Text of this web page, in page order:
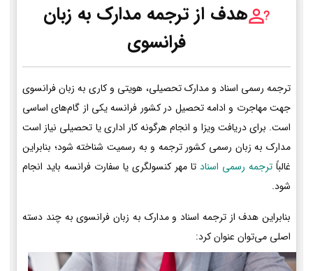
هدف از ترجمه مدارک به زبان
فرانسوی
ترجمه رسمی اسناد و مدارک تحصیلی، هویتی و کاری به زبان فرانسوی
جهت مهاجرت و ادامه تحصیل در کشور فرانسه یکی از گام‌های اساسی
است. برای دریافت ویزا و انجام هرگونه کار اداری یا تحصیلی نیاز است
مدارک به زبان رسمی کشور ترجمه و به رسمیت شناخته شود؛ بنابراین
غالباً ترجمه رسمی اسناد تا مهر کنسولگری یا سفارت فرانسه باید انجام
شود.
بنابراین هدف از ترجمه اسناد و مدارک به زبان فرانسوی به چند دسته
اصلی می‌توان عنوان کرد: